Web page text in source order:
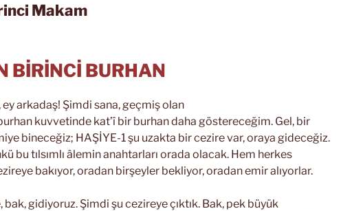
Makam
BİRİNCİ BURHAN
ey arkadaş! Şimdi sana, geçmiş olan
kuvvetinde kat’î bir burhan daha göstereceğim. Gel, bir
bineceğiz; HAŞİYE-1 şu uzakta bir cezire var, oraya gideceğiz.
bu tılsımlı âlemin anahtarları orada olacak. Hem herkes
bakıyor, oradan birşeyler bekliyor, oradan emir alıyorlar.
bak, gidiyoruz. Şimdi şu cezireye çıktık. Bak, pek büyük